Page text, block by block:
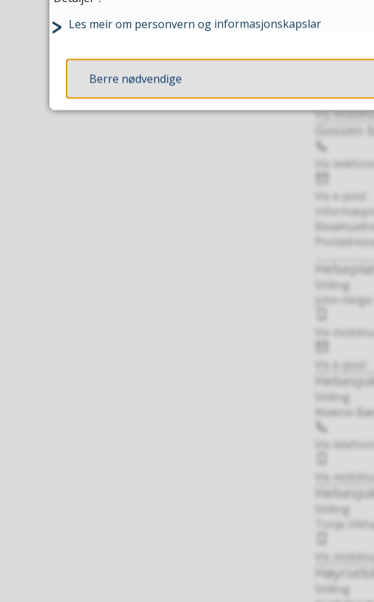
Vis
post
Vis e-post
Mobil
Vis
Vis
post
Vis e-post
Informasjon
Stilling
John
Vis
post
Vis e-post
Stilling
Malene
Vis
Vis
Stilling
Tonje
Vis
Stilling
Les meir om personvern og informasjonskapslar
Berre nødvendige